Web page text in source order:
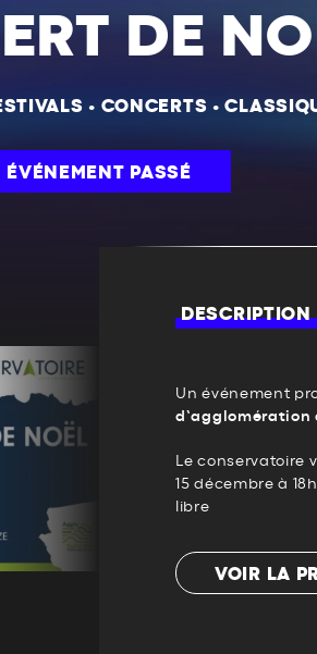
DE
• CONCERTS •
ÉVÉNEMENT PASSÉ
DESCRIPTION
Un événement
d’agglomération
Le conservatoire
15 décembre à
libre
VOIR LA